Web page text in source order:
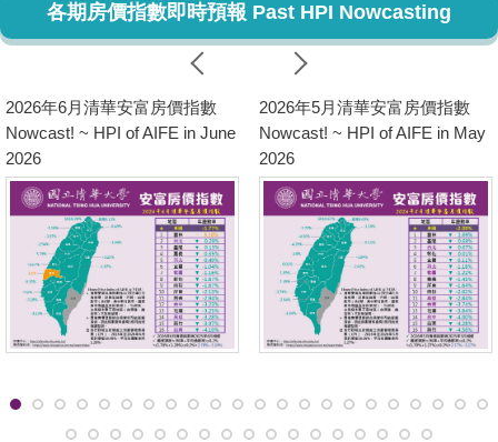
各期房價指數即時預報 Past HPI Nowcasting
2026年6月清華安富房價指數
Nowcast! ~ HPI of AIFE in June
2026
2026年5月清華安富房價指數
Nowcast! ~ HPI of AIFE in May
2026